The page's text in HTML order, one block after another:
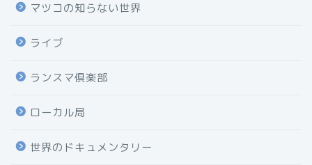
マツコの知らない世界
ライブ
ランスマ倶楽部
ローカル局
世界のドキュメンタリー